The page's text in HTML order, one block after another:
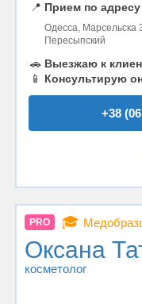
📍 Прием по адресу
Одесса, Марсельска
Пересыпский
🚗 Выезжаю к
📱
Консультирую
+38
PRO 🎓
Оксана
косметолог